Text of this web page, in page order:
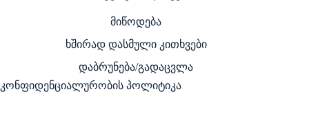
მიწოდება
ხშირად დასმული კითხვები
დაბრუნება/გადაცვლა
კონფიდენციალურობის პოლიტიკა